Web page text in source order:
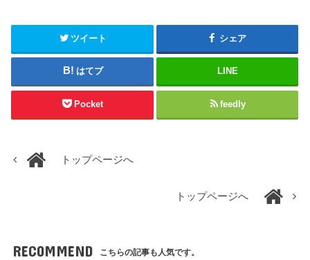
ツイート シェア
はてブ LINE
Pocket feedly
トップページへ
トップページへ
RECOMMEND こちらの記事も人気です。